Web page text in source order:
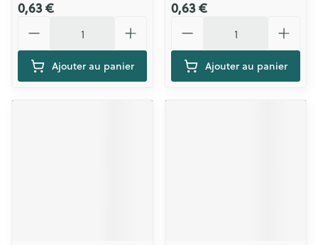
0,63 €
Ajouter au panier
0,63 €
Ajouter au panier